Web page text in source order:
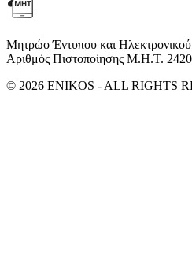
Μητρώο Έντυπου και
Αριθμός Πιστοποίησης Μ.Η.Τ.
© 2026 ENIKOS - ALL RIGHTS